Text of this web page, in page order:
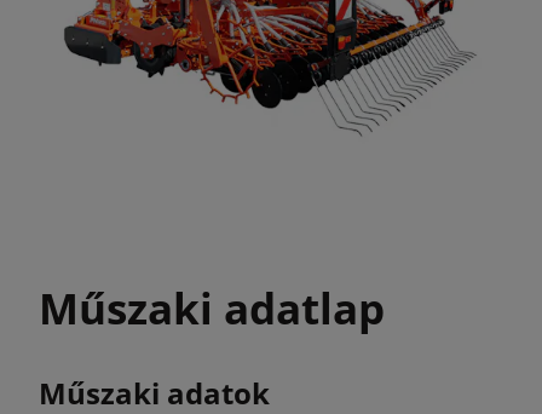
Műszaki adatlap
Műszaki adatok